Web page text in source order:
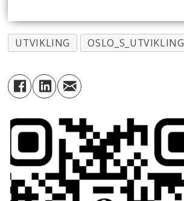
UTVIKLING OSLO_S_UTVIKLING